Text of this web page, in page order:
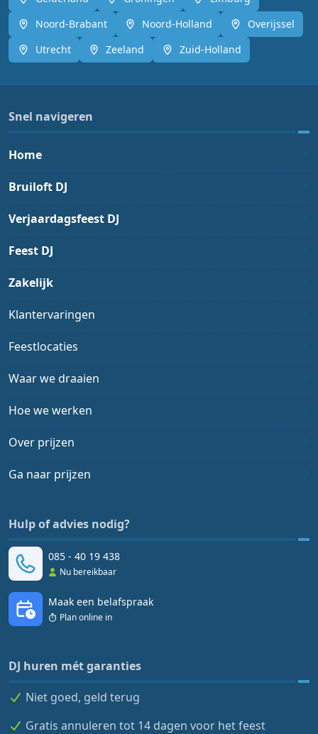
Noord-Brabant
Noord-Holland
Overijssel
Utrecht
Zeeland Zuid-Holland
Snel navigeren
Home
Bruiloft DJ
Verjaardagsfeest DJ
Feest DJ
Zakelijk
Klantervaringen
Feestlocaties
Waar we draaien
Hoe we werken
Over prijzen
Ga naar prijzen
Hulp of advies nodig?
085 - 40 19 438
Nu bereikbaar
Maak een belafspraak
Plan online in
DJ huren mét garanties
Niet goed, geld terug
Gratis annuleren tot 14 dagen voor het feest